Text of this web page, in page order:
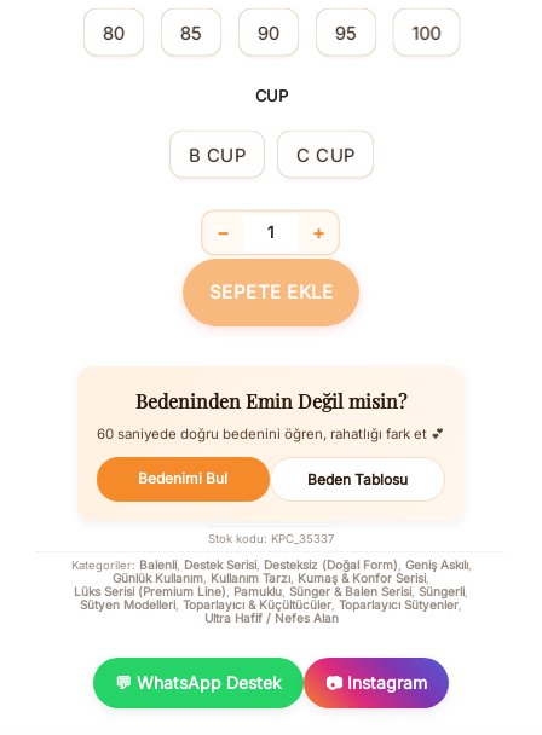
80 85 90 95 100
CUP
B CUP C CUP
Tüllü Toparlayıcı Şekillendirici
− +
SEPETE EKLE
Bedeninden Emin Değil misin?
60 saniyede doğru bedenini öğren, rahatlığı fark et 💕
Bedenimi Bul Beden Tablosu
Stok kodu: KPC_35337
Kategoriler: Balenli, Destek Serisi, Desteksiz (Doğal Form), Geniş Askılı,
Günlük Kullanım, Kullanım Tarzı, Kumaş & Konfor Serisi,
Lüks Serisi (Premium Line), Pamuklu, Sünger & Balen Serisi, Süngerli,
Sütyen Modelleri, Toparlayıcı & Küçültücüler, Toparlayıcı Sütyenler,
Ultra Hafif / Nefes Alan
💬 WhatsApp Destek 📷 Instagram